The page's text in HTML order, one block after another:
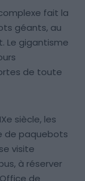
fait la
géants, au
Le gigantisme
de toute
siècle, les
de paquebots
visite
à réserver
de